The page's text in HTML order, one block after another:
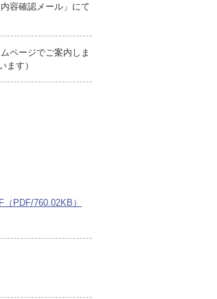
容確認メール」にて
ページでご案内しま
ます）
PDF/760.02KB）